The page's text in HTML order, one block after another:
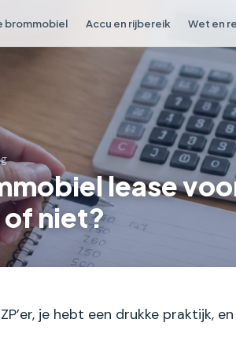
brommobiel Accu en rijbereik Wet en
lease
niet?
je hebt een drukke praktijk,